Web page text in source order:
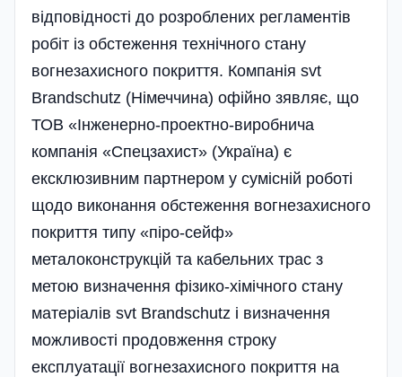
відповідності до розроблених регламентів
робіт із обстеження технічного стану
вогнезахисного покриття. Компанія svt
Brandschutz (Німеччина) офійно зявляє, що
ТОВ «Інженерно-проектно-виробнича
компанія «Спецзахист» (Україна) є
ексклюзивним партнером у сумісній роботі
щодо виконання обстеження вогнезахисного
покриття типу «піро-сейф»
металоконструкцій та кабельних трас з
метою визначення фізико-хімічного стану
матеріалів svt Brandschutz і визначення
можливості продовження строку
експлуатації вогнезахисного покриття на